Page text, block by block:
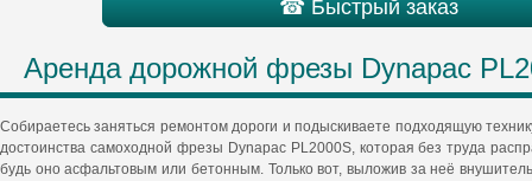
☎ Быстрый заказ
Аренда дорожной фрезы Dynapac
Собираетесь заняться ремонтом дороги и подыскиваете подходящую
достоинства самоходной фрезы Dynapac PL2000S, которая без труда
будь оно асфальтовым или бетонным. Только вот, выложив за неё